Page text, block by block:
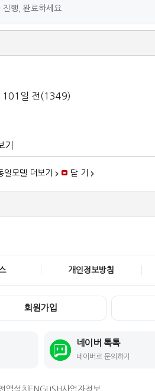
행, 완료하세요.
101일 전(1349)
기
일모델 더보기 닫 기
개인정보방침
회원가입
네이버 톡톡
네이버로 문의하기
앱설치 ENGLISH사업자정보